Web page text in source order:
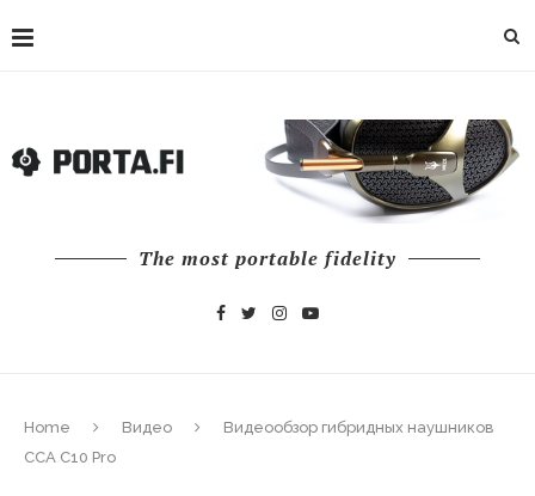
The most portable fidelity
Home Видео
Видеообзор гибридных наушников
CCA C10 Pro